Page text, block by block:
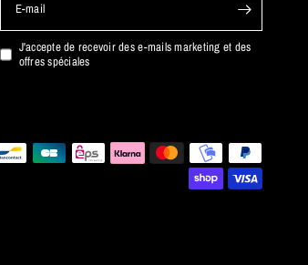
E-mail
J'accepte de recevoir des e-mails marketing et des
offres spéciales